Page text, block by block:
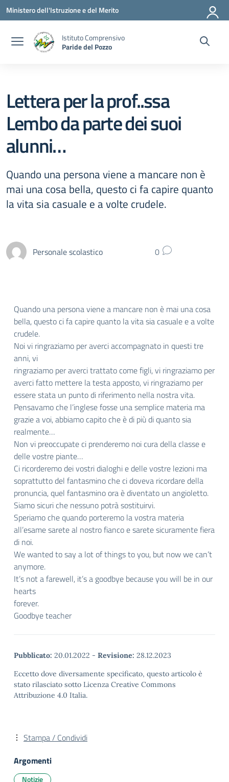
Vai ai contenuti
Vai al menu di navigazione
Vai al footer
Ministero dell'Istruzione e del Merito
Istituto Comprensivo
Paride del Pozzo
Lettera per la prof..ssa
Lembo da parte dei suoi
alunni…
Quando una persona viene a mancare non è
mai una cosa bella, questo ci fa capire quanto
la vita sia casuale e a volte crudele.
Personale scolastico 0
Quando una persona viene a mancare non è mai una cosa
bella, questo ci fa capire quanto la vita sia casuale e a volte
crudele.
Noi vi ringraziamo per averci accompagnato in questi tre
anni, vi
ringraziamo per averci trattato come figli, vi ringraziamo per
averci fatto mettere la testa apposto, vi ringraziamo per
essere stata un punto di riferimento nella nostra vita.
Pensavamo che l’inglese fosse una semplice materia ma
grazie a voi, abbiamo capito che è di più di quanto sia
realmente…
Non vi preoccupate ci prenderemo noi cura della classe e
delle vostre piante…
Ci ricorderemo dei vostri dialoghi e delle vostre lezioni ma
soprattutto del fantasmino che ci doveva ricordare della
pronuncia, quel fantasmino ora è diventato un angioletto.
Siamo sicuri che nessuno potrà sostituirvi.
Speriamo che quando porteremo la vostra materia
all’esame sarete al nostro fianco e sarete sicuramente fiera
di noi.
We wanted to say a lot of things to you, but now we can’t
anymore.
It’s not a farewell, it’s a goodbye because you will be in our
hearts
forever.
Goodbye teacher
Pubblicato: 20.01.2022 - Revisione: 28.12.2023
Eccetto dove diversamente specificato, questo articolo è
stato rilasciato sotto Licenza Creative Commons
Attribuzione 4.0 Italia.
Stampa / Condividi
Argomenti
Notizie